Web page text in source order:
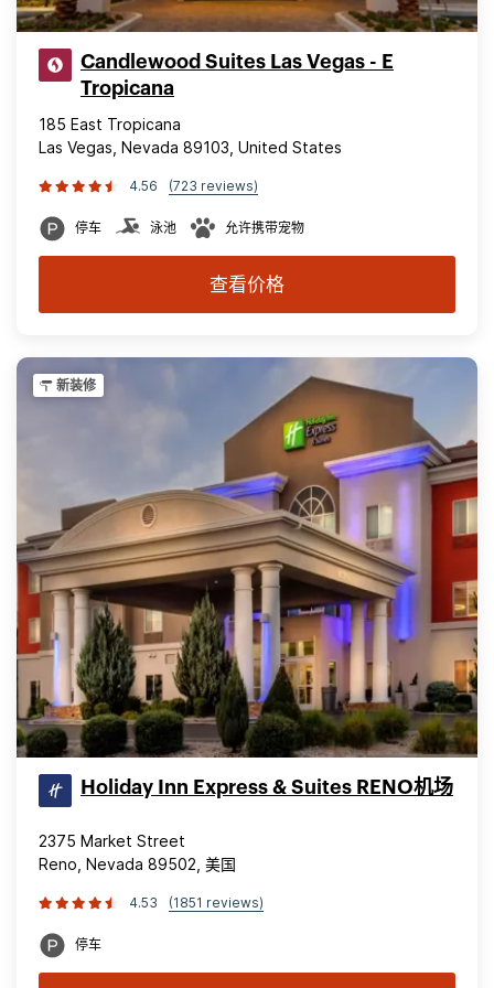
Candlewood Suites Las Vegas - E
Tropicana
185 East Tropicana
Las Vegas, Nevada 89103, United States
4.56 (723 reviews)
停车 泳池 允许携带宠物
查看价格
新装修
Holiday Inn Express & Suites RENO机场
2375 Market Street
Reno, Nevada 89502, 美国
4.53 (1851 reviews)
停车